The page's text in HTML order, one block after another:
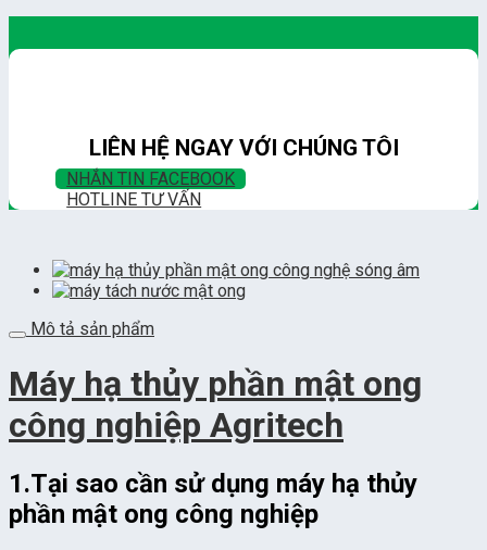
LIÊN HỆ NGAY VỚI CHÚNG TÔI
NHẮN TIN FACEBOOK
HOTLINE TƯ VẤN
Mô tả sản phẩm
Máy hạ thủy phần mật ong
công nghiệp Agritech
1.Tại sao cần sử dụng máy hạ thủy
phần mật ong công nghiệp